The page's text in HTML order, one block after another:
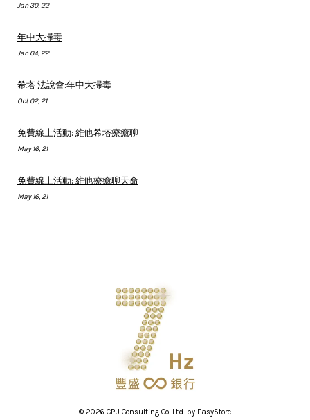
Jan 30, 22
年中大掃毒
Jan 04, 22
希塔 法說會:年中大掃毒
Oct 02, 21
免費線上活動: 維他希塔療癒聊
May 16, 21
免費線上活動: 維他療癒聊天命
May 16, 21
© 2026 CPU Consulting Co. Ltd. by EasyStore